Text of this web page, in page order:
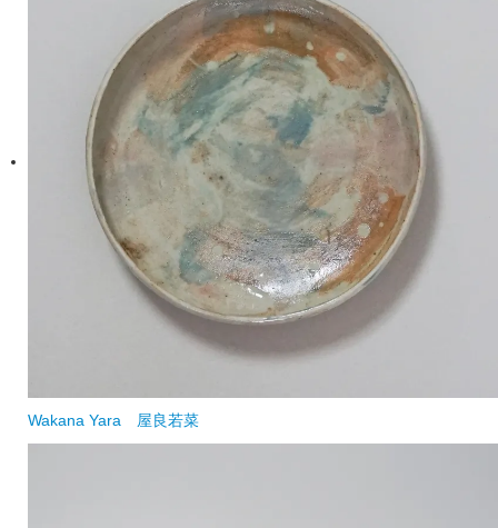
Wakana Yara 屋良若菜